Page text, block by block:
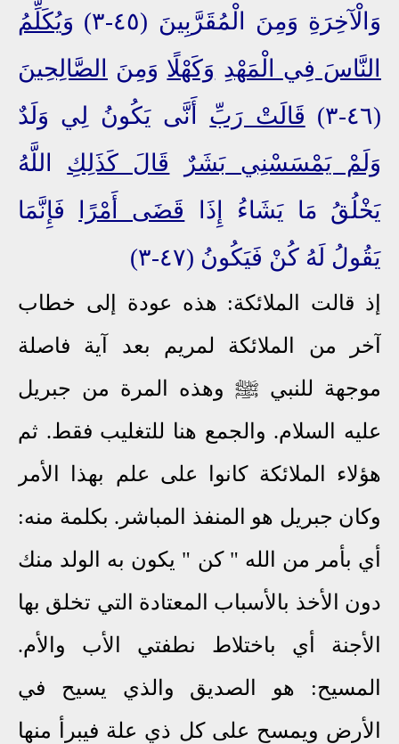
وَالْآخِرَةِ وَمِنَ الْمُقَرَّبِينَ (٤٥-٣)
وَيُكَلِّمُ
النَّاسَ فِي الْمَهْدِ وَكَهْلًا وَمِنَ
الصَّالِحِينَ
(٤٦-٣)
قَالَتْ رَبِّ أَنَّى يَكُونُ لِي وَلَدٌ
وَلَمْ يَمْسَسْنِي بَشَرٌ
قَالَ كَذَلِكِ اللَّهُ
يَخْلُقُ مَا يَشَاءُ إِذَا قَضَى أَمْرًا
فَإِنَّمَا
يَقُولُ لَهُ كُنْ فَيَكُونُ (٤٧-٣)
إذ قالت الملائكة: هذه عودة إلى خطاب
آخر من الملائكة لمريم بعد آية فاصلة
موجهة للنبي ﷺ وهذه المرة من جبريل
عليه السلام. والجمع هنا للتغليب فقط. ثم
هؤلاء الملائكة كانوا على علم بهذا الأمر
وكان جبريل هو المنفذ المباشر. بكلمة منه:
أي بأمر من الله " كن " يكون به الولد منك
دون الأخذ بالأسباب المعتادة التي تخلق بها
الأجنة أي باختلاط نطفتي الأب والأم.
المسيح: هو الصديق والذي يسيح في
الأرض ويمسح على كل ذي علة فيبرأ منها